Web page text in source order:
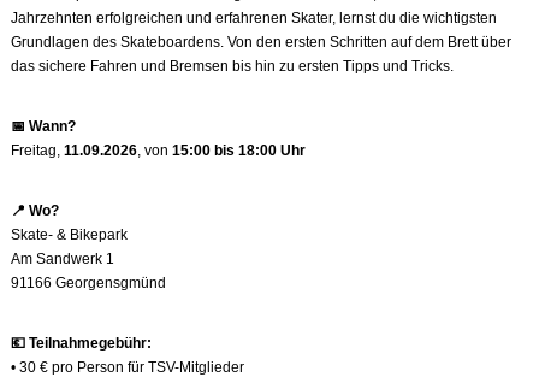
Jahrzehnten erfolgreichen und erfahrenen Skater, lernst du die wichtigsten
Grundlagen des Skateboardens. Von den ersten Schritten auf dem Brett über
das sichere Fahren und Bremsen bis hin zu ersten Tipps und Tricks.
📅 Wann?
Freitag, 11.09.2026, von 15:00 bis 18:00 Uhr
📍 Wo?
Skate- & Bikepark
Am Sandwerk 1
91166 Georgensgmünd
💶Teilnahmegebühr:
• 30 € pro Person für TSV-Mitglieder